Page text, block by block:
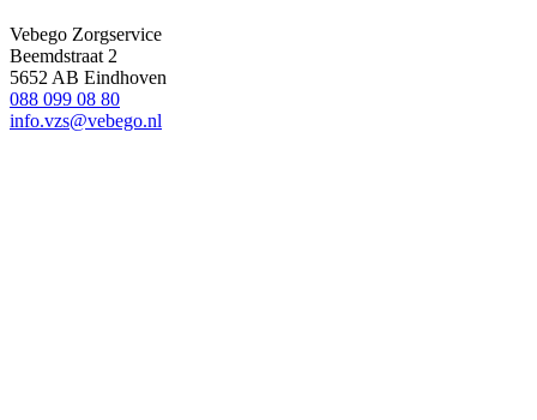
Vebego Zorgservice
Beemdstraat 2
5652 AB Eindhoven
088 099 08 80
info.vzs@vebego.nl